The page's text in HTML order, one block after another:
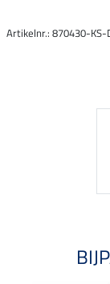
Artikelnr.: 870430-KS-